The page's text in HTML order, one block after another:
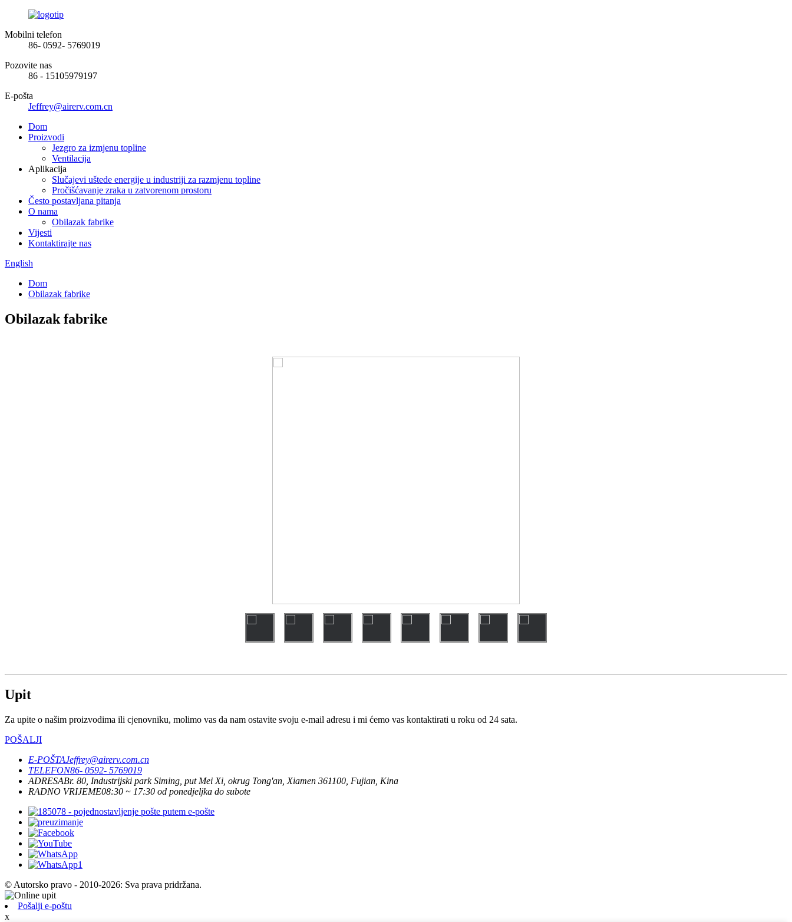
Mobilni telefon
86- 0592- 5769019
Pozovite nas
86 - 15105979197
E-pošta
Jeffrey@airerv.com.cn
Dom
Proizvodi
Jezgro za izmjenu topline
Ventilacija
Aplikacija
Slučajevi uštede energije u industriji za razmjenu topline
Pročišćavanje zraka u zatvorenom prostoru
Često postavljana pitanja
O nama
Obilazak fabrike
Vijesti
Kontaktirajte nas
English
Dom
Obilazak fabrike
Obilazak fabrike
Upit
Za upite o našim proizvodima ili cjenovniku, molimo vas da nam ostavite svoju e-mail adresu i mi ćemo vas kontaktirati u roku od 24 sata.
POŠALJI
E-POŠTAJeffrey@airerv.com.cn
TELEFON86- 0592- 5769019
ADRESABr. 80, Industrijski park Siming, put Mei Xi, okrug Tong'an, Xiamen 361100, Fujian, Kina
RADNO VRIJEME08:30 ~ 17:30 od ponedjeljka do subote
© Autorsko pravo - 2010-2026: Sva prava pridržana.
Pošalji e-poštu
x